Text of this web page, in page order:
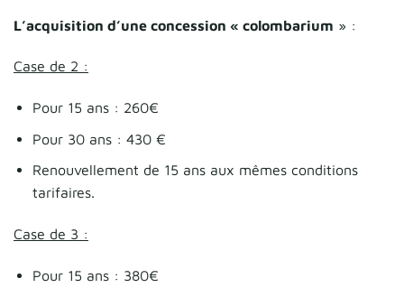
L’acquisition d’une concession « colombarium » :
Case de 2 :
Pour 15 ans : 260€
Pour 30 ans : 430 €
Renouvellement de 15 ans aux mêmes conditions
tarifaires.
Case de 3 :
Pour 15 ans : 380€